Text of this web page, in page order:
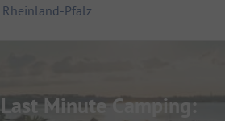
Rheinland-Pfalz
Last Minute Camping: